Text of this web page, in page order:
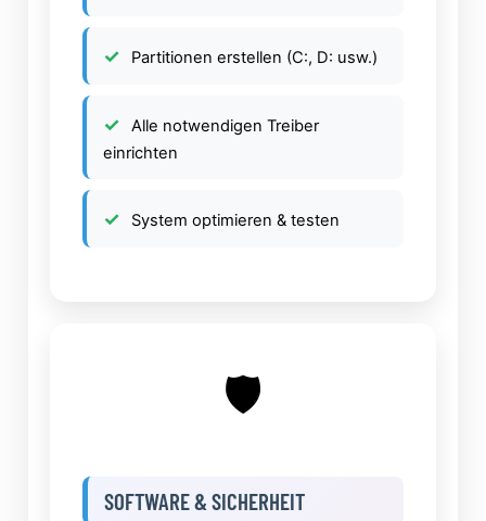
Partitionen erstellen (C:, D: usw.)
Alle notwendigen Treiber
einrichten
System optimieren & testen
🛡
SOFTWARE & SICHERHEIT